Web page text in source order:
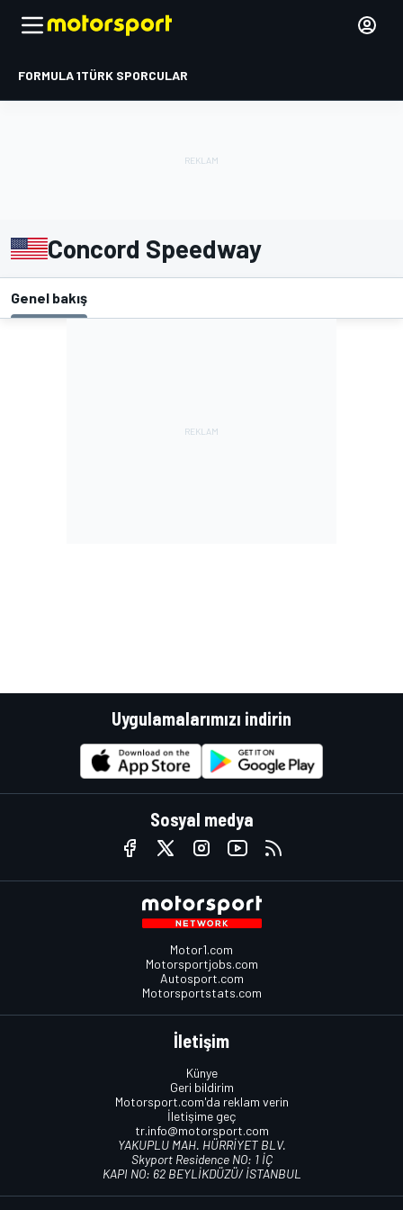
FORMULA 1TÜRK SPORCULAR
Concord Speedway
Genel bakış
Uygulamalarımızı indirin
Sosyal medya
Motor1.com
Motorsportjobs.com
Autosport.com
Motorsportstats.com
İletişim
Künye
Geri bildirim
Motorsport.com'da reklam verin
İletişime geç
tr.info@motorsport.com
YAKUPLU MAH. HÜRRİYET BLV.
Skyport Residence NO: 1 İÇ
KAPI NO: 62 BEYLİKDÜZÜ/ İSTANBUL